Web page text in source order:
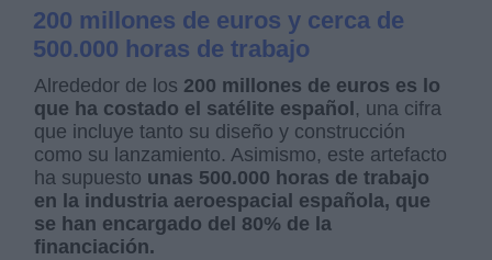
200 millones de euros y cerca de
500.000 horas de trabajo
Alrededor de los 200 millones de euros es lo
que ha costado el satélite español , una cifra
que incluye tanto su diseño y construcción
como su lanzamiento. Asimismo, este artefacto
ha supuesto unas 500.000 horas de trabajo
en la industria aeroespacial española, que
se han encargado del 80% de la
financiación.